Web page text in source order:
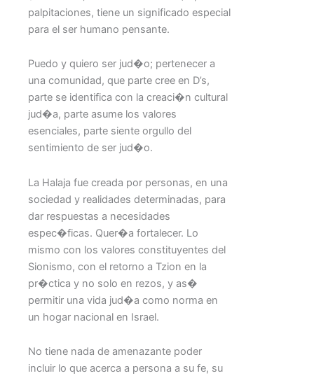
palpitaciones, tiene un significado especial
para el ser humano pensante.
Puedo y quiero ser jud�o; pertenecer a
una comunidad, que parte cree en D’s,
parte se identifica con la creaci�n cultural
jud�a, parte asume los valores
esenciales, parte siente orgullo del
sentimiento de ser jud�o.
La Halaja fue creada por personas, en una
sociedad y realidades determinadas, para
dar respuestas a necesidades
espec�ficas. Quer�a fortalecer. Lo
mismo con los valores constituyentes del
Sionismo, con el retorno a Tzion en la
pr�ctica y no solo en rezos, y as�
permitir una vida jud�a como norma en
un hogar nacional en Israel.
No tiene nada de amenazante poder
incluir lo que acerca a persona a su fe, su